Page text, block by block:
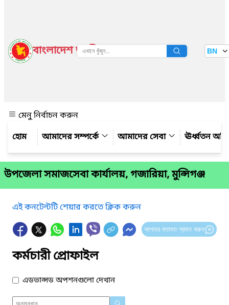
বাংলাদেশ জাতীয় তথ্য বাতায়ন BN
মেনু নির্বাচন করুন
আমাদের সম্পর্কে
আমাদের সেবা ঊর্ধ্বতন
উপজেলা সমাজসেবা কার্যালয়, গজারিয়া, মুন্সিগঞ্জ
এই কনটেন্টটি শেয়ার করতে ক্লিক করুন
আপনার মতামত প্রদান করুন
কর্মচারী প্রোফাইল
এডভান্সড অপশনগুলো দেখান